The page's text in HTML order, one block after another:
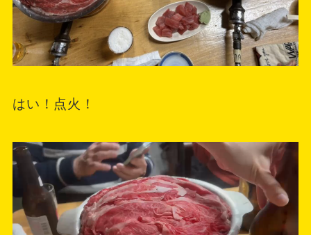
はい！点火！